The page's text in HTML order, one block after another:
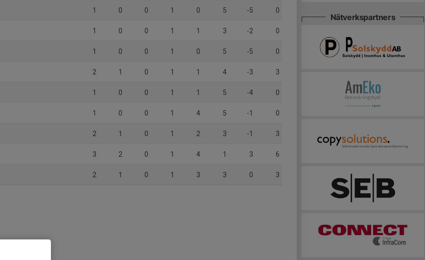
1 0 0 1 0 5 -5 0
1 0 0 1 1 3 -2 0
1 0 0 1 0 5 -5 0
2 1 0 1 1 4 -3 3
1 0 0 1 1 5 -4 0
1 0 0 1 4 5 -1 0
2 1 0 1 2 3 -1 3
3 2 0 1 4 1 3 6
2 1 0 1 3 3 0 3
Nätverkspartners